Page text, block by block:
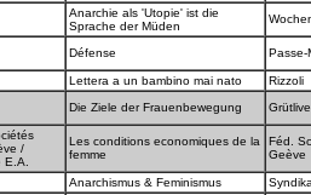
Anarchie als 'Utopie' ist die
Sprache der Müden
Défense Passe-
Lettera a un bambino mai nato
Rizzoli
Die Ziele der Frauenbewegung
/
E.A.
Les conditions economiques de la
femme
Féd.
Geève
Anarchismus & Feminismus